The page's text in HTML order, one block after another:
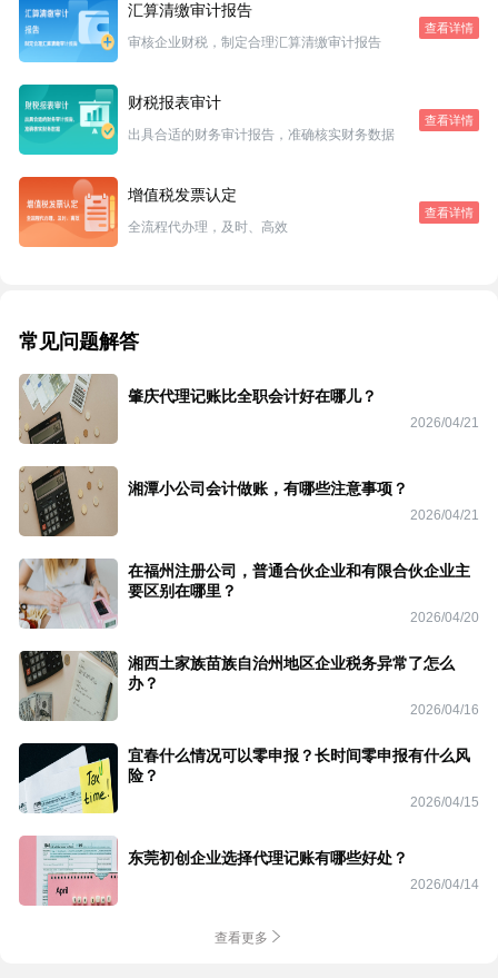
汇算清缴审计报告
审核企业财税，制定合理汇算清缴审计报告
查看详情
财税报表审计
出具合适的财务审计报告，准确核实财务数据
查看详情
增值税发票认定
全流程代办理，及时、高效
查看详情
常见问题解答
肇庆代理记账比全职会计好在哪儿？
2026/04/21
湘潭小公司会计做账，有哪些注意事项？
2026/04/21
在福州注册公司，普通合伙企业和有限合伙企业主
要区别在哪里？
2026/04/20
湘西土家族苗族自治州地区企业税务异常了怎么
办？
2026/04/16
宜春什么情况可以零申报？长时间零申报有什么风
险？
2026/04/15
东莞初创企业选择代理记账有哪些好处？
2026/04/14
查看更多